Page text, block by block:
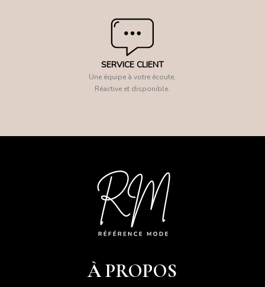
SERVICE CLIENT
Une équipe à votre écoute.
Réactive et disponible.
À PROPOS